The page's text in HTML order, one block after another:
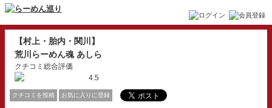
【村上・胎内・関川】
荒川らーめん魂 あしら
クチコミ総合評価
4.5
クチコミを投稿 お気に入りに登録